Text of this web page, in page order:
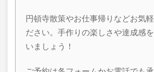
円頓寺散策やお仕事帰りなどお気
ださい。手作りの楽しさや達成感
いましょう！